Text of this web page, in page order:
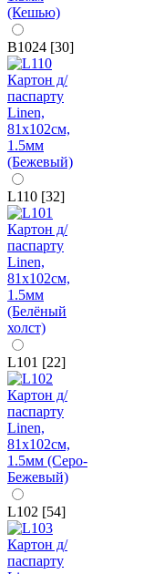
B1024 [30]
L110 [32]
L101 [22]
L102 [54]